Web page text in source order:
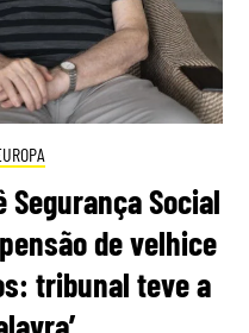
Segurança Social
de velhice
tribunal teve a